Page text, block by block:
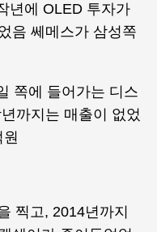
년에 OLED 투자가
음 쎄메스가 삼성쪽
쪽에 들어가는 디스
까지는 매출이 없었
찍고, 2014년까지